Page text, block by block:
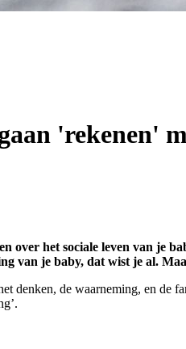
'rekenen'
over het sociale leven van je
van je baby, dat wist je al.
denken, de waarneming, en de